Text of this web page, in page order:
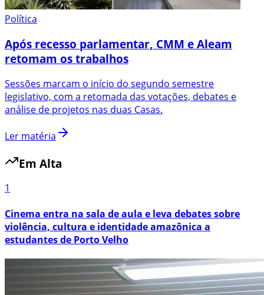
Política
Após recesso parlamentar, CMM e Aleam
retomam os trabalhos
Sessões marcam o início do segundo semestre
legislativo, com a retomada das votações, debates e
análise de projetos nas duas Casas.
Ler matéria
Em Alta
1
Cinema entra na sala de aula e leva debates sobre
violência, cultura e identidade amazônica a
estudantes de Porto Velho